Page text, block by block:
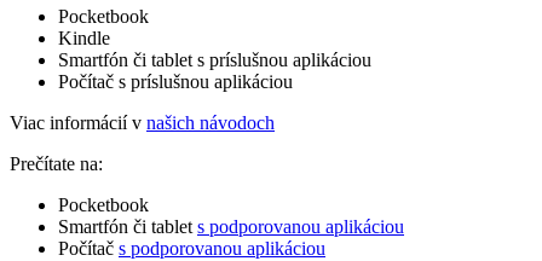
Pocketbook
Kindle
Smartfón či tablet s príslušnou aplikáciou
Počítač s príslušnou aplikáciou
Viac informácií v našich návodoch
Prečítate na:
Pocketbook
Smartfón či tablet s podporovanou aplikáciou
Počítač s podporovanou aplikáciou